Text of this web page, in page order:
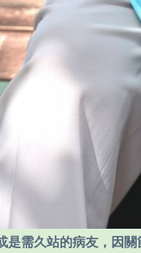
是需久站的病友，因